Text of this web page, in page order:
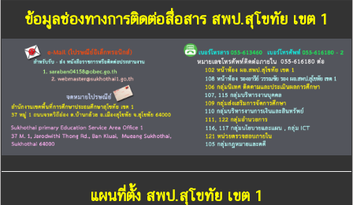
ข้อมูลช่องทางการติดต่อสื่อสาร สพป.สุโขทัย เขต 1
แผนที่ตั้ง สพป.สุโขทัย เขต 1